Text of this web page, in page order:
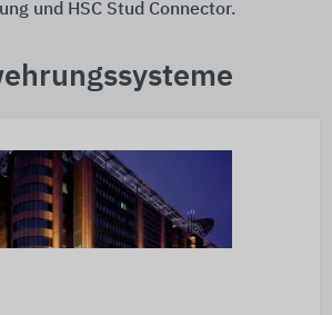
und HSC Stud Connector.